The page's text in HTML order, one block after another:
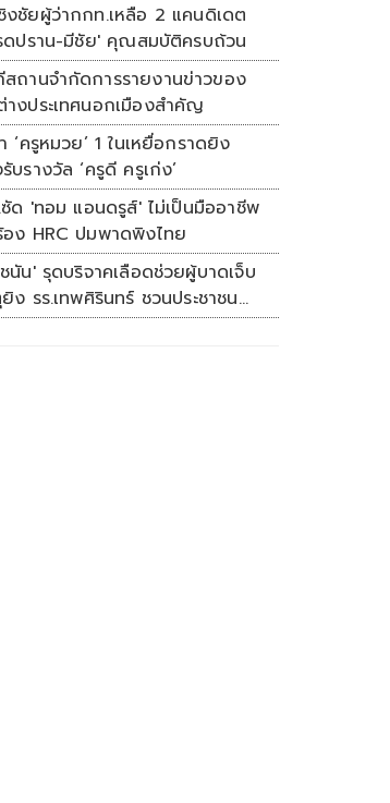
งชัยผู้ว่ากกท.เหลือ 2 แคนดิเดต
ดปราน-มีชัย' คุณสมบัติครบถ้วน
สถานจำกัดการรายงานข่าวของ
างประเทศนอกเมืองสำคัญ
‘ครูหมวย’ 1 ในเหยื่อกราดยิง
บรางวัล ‘ครูดี ครูเก่ง’
ด 'ทอม แอนดรูส์' ไม่เป็นมืออาชีพ
อง HRC ปมพาดพิงไทย
นัน' รุดบริจาคเลือดช่วยผู้บาดเจ็บ
ง รร.เทพศิรินทร์ ชวนประชาชน
ริจาค